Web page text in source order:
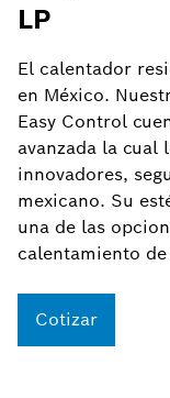
LP
El calentador
en México.
Easy Control
avanzada la cual
innovadores,
mexicano. Su
una de las
calentamiento
Cotizar